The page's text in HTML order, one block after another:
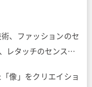
、ファッションのセ
レタッチのセンス…
像」をクリエイショ